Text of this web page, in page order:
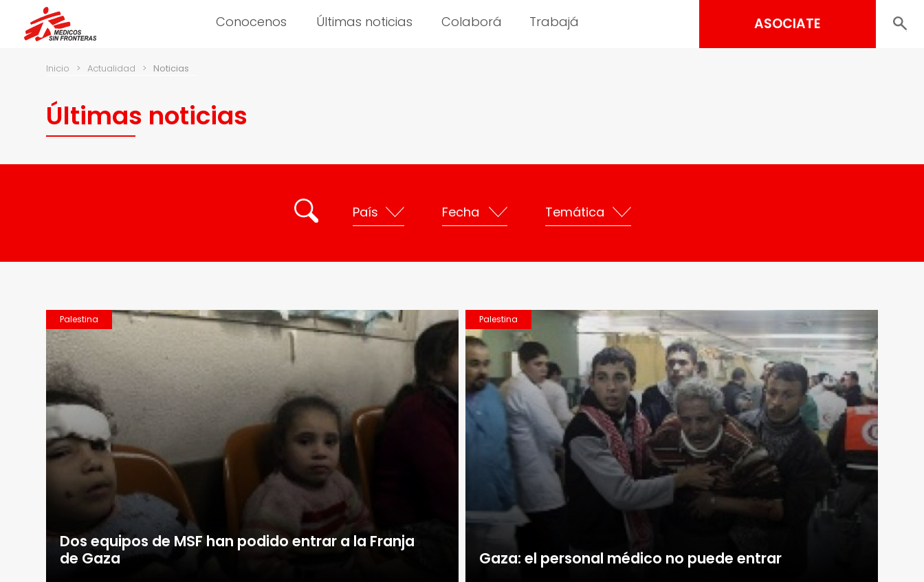
Conocenos Últimas noticias Colaborá Trabajá ASOCIATE
Inicio > Actualidad > Noticias
Últimas noticias
Palestina
Dos equipos de MSF han podido entrar a la Franja
de Gaza
Palestina
Gaza: el personal médico no puede entrar